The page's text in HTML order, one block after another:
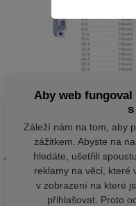
Aby web
Záleží nám na tom, aby
zážitkem. Abyste na
hledáte, ušetřili
reklamy na věci, které
v zobrazení na které
přihlašovat. Proto